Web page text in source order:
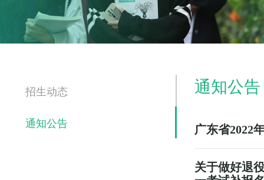
招生动态
通知公告
通知公告
广东省2022
关于做好退